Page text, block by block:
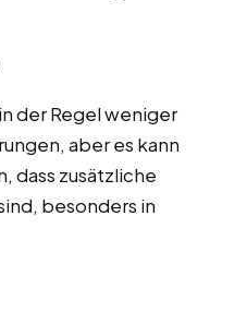
der Regel weniger
aber es kann
dass zusätzliche
besonders in